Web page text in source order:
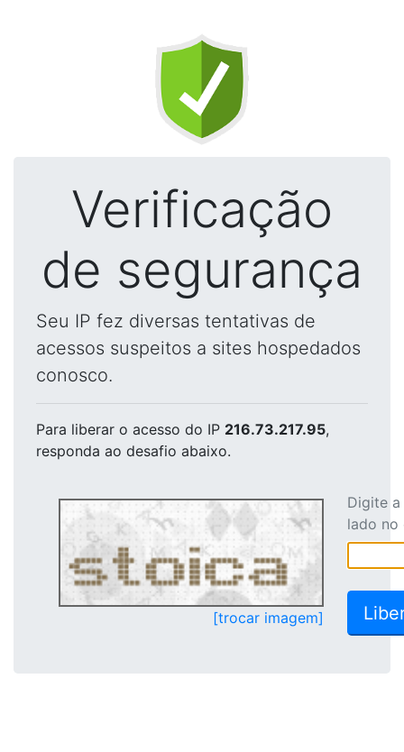
Verificação
de segurança
Seu IP fez diversas tentativas de
acessos suspeitos a sites hospedados
conosco.
Para liberar o acesso do IP 216.73.217.95,
responda ao desafio abaixo.
[trocar imagem]
Digite
lado no